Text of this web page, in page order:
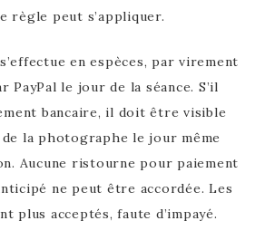
règle peut s’appliquer.
en espèces, par virement
PayPal le jour de la séance. S’il
bancaire, il doit être visible
la photographe le jour même
Aucune ristourne pour paiement
ne peut être accordée. Les
plus acceptés, faute d’impayé.